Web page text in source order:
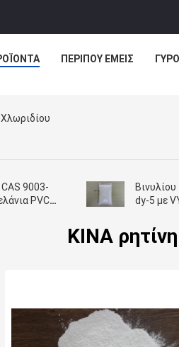
ΠΕΡΊΠΟΥ ΕΜΕΊΣ
Χλωριδίου
9003-
PVC
dy-5 με
ΚΙΝΑ